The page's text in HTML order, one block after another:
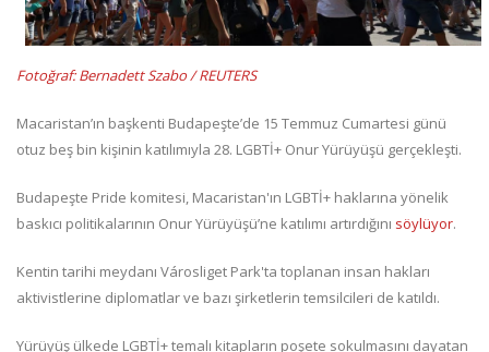
Fotoğraf: Bernadett Szabo / REUTERS
Macaristan’ın başkenti Budapeşte’de 15 Temmuz Cumartesi günü
otuz beş bin kişinin katılımıyla 28. LGBTİ+ Onur Yürüyüşü gerçekleşti.
Budapeşte Pride komitesi, Macaristan'ın LGBTİ+ haklarına yönelik
baskıcı politikalarının Onur Yürüyüşü’ne katılımı artırdığını söylüyor.
Kentin tarihi meydanı Városliget Park'ta toplanan insan hakları
aktivistlerine diplomatlar ve bazı şirketlerin temsilcileri de katıldı.
Yürüyüş ülkede LGBTİ+ temalı kitapların poşete sokulmasını dayatan